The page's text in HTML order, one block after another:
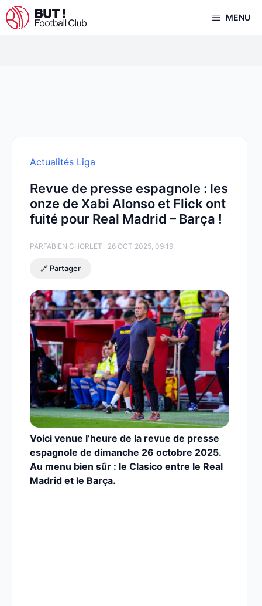
Aller
au
MENU
Actualités Liga
Revue de presse espagnole : les
onze de Xabi Alonso et Flick ont
fuité pour Real Madrid – Barça !
PARFABIEN CHORLET- 26 OCT 2025, 09:19
🔗 Partager
Voici venue l’heure de la revue de presse
espagnole de dimanche 26 octobre 2025.
Au menu bien sûr : le Clasico entre le Real
Madrid et le Barça.